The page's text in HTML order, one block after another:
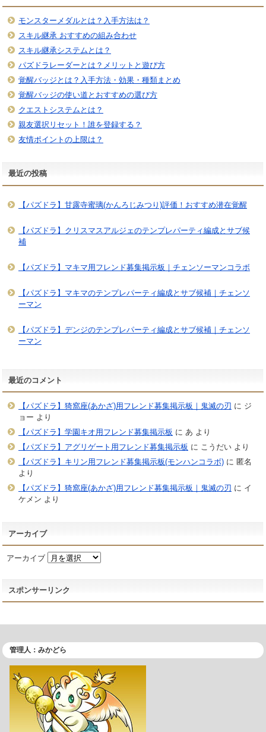
モンスターメダルとは？入手方法は？
スキル継承 おすすめの組み合わせ
スキル継承システムとは？
パズドラレーダーとは？メリットと遊び方
覚醒バッジとは？入手方法・効果・種類まとめ
覚醒バッジの使い道とおすすめの選び方
クエストシステムとは？
親友選択リセット！誰を登録する？
友情ポイントの上限は？
最近の投稿
【パズドラ】甘露寺蜜璃(かんろじみつり)評価！おすすめ潜在覚醒
【パズドラ】クリスマスアルジェのテンプレパーティ編成とサブ候
補
【パズドラ】マキマ用フレンド募集掲示板｜チェンソーマンコラボ
【パズドラ】マキマのテンプレパーティ編成とサブ候補｜チェンソ
ーマン
【パズドラ】デンジのテンプレパーティ編成とサブ候補｜チェンソ
ーマン
最近のコメント
【パズドラ】猗窩座(あかざ)用フレンド募集掲示板｜鬼滅の刃 に ジ
ョー より
【パズドラ】学園キオ用フレンド募集掲示板 に あ より
【パズドラ】アグリゲート用フレンド募集掲示板 に こうだいより
【パズドラ】キリン用フレンド募集掲示板(モンハンコラボ)に 匿名
より
【パズドラ】猗窩座(あかざ)用フレンド募集掲示板｜鬼滅の刃 に イ
ケメン より
アーカイブ
アーカイブ
スポンサーリンク
管理人：みかどら